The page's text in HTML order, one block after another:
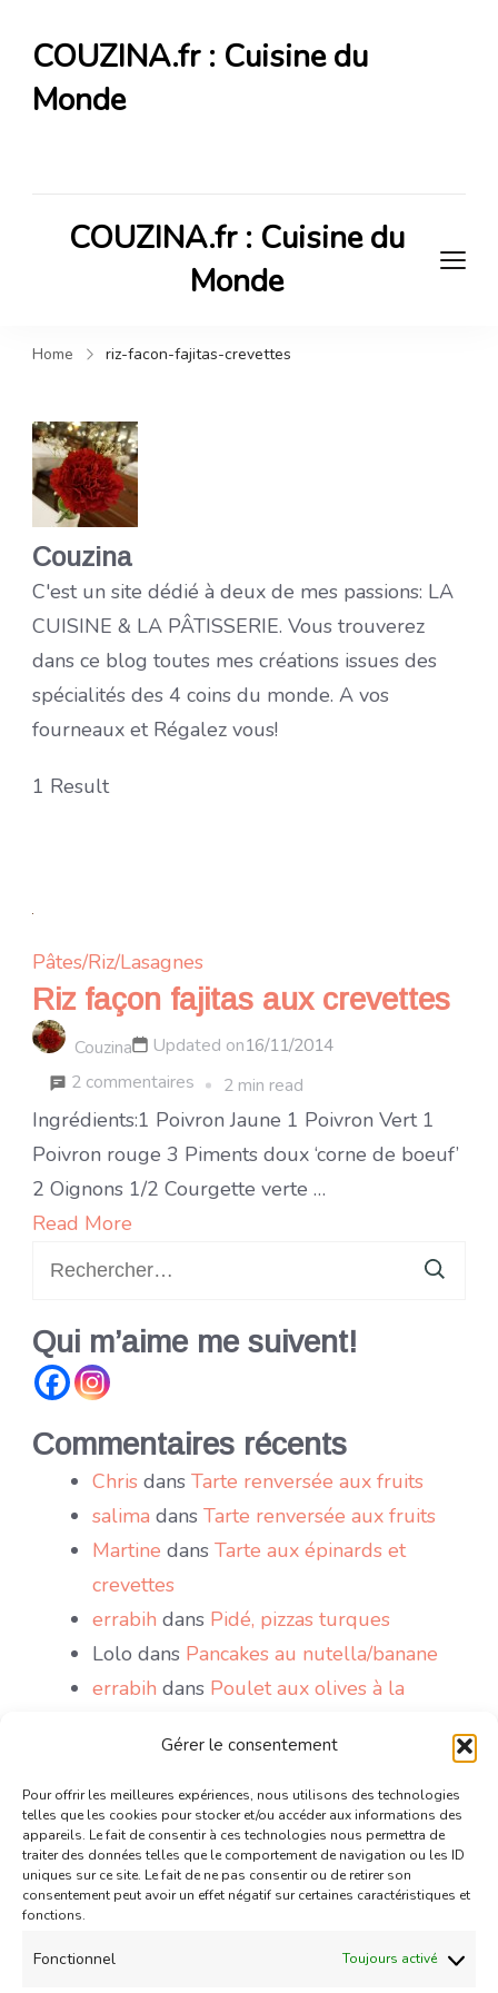
Gérer le consentement
Pour offrir les meilleures expériences, nous utilisons des technologies
telles que les cookies pour stocker et/ou accéder aux informations des
appareils. Le fait de consentir à ces technologies nous permettra de
traiter des données telles que le comportement de navigation ou les ID
uniques sur ce site. Le fait de ne pas consentir ou de retirer son
consentement peut avoir un effet négatif sur certaines caractéristiques et
fonctions.
Fonctionnel Toujours activé
COUZINA.fr : Cuisine du
Monde
COUZINA.fr : Cuisine du
Monde
Home riz-facon-fajitas-crevettes
Couzina
C'est un site dédié à deux de mes passions: LA
CUISINE & LA PÂTISSERIE. Vous trouverez
dans ce blog toutes mes créations issues des
spécialités des 4 coins du monde. A vos
fourneaux et Régalez vous!
1 Result
Pâtes/Riz/Lasagnes
Riz façon fajitas aux crevettes
Couzina Updated on16/11/2014
2 commentaires sur
Riz
façon
fajitas
2 min read
Ingrédients:1 Poivron Jaune 1 Poivron Vert 1
Poivron rouge 3 Piments doux ‘corne de boeuf’
2 Oignons 1/2 Courgette verte …
Read More
Qui m’aime me suivent!
Commentaires récents
Chris dans Tarte renversée aux fruits
salima dans Tarte renversée aux fruits
Martine dans Tarte aux épinards et
crevettes
errabih dans Pidé, pizzas turques
Lolo dans Pancakes au nutella/banane
errabih dans Poulet aux olives à la
dansLe Mont Blanc, gâteau antillais
wattootedansGaufres comme à la fête
foraine
ChrisdansMini tartelettes aux chocolat
et confiture de lait caramélisé
chocolat et confiture de lait caramélisé